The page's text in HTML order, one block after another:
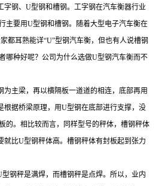
字钢、U型钢和槽钢。工字钢在汽车衡器行业
主要用U型钢和槽钢。随着大型电子汽车衡在
都耳熟能详“U”型钢汽车衡，但也有人说槽钢
哪种好呢？公司为什么选做U型钢汽车衡而不
为主梁，再以横隔板一道道的相连，底部再用
根据桥梁原理，用U型钢在底部进行支撑，没
的。相比较而言，同样型号的秤体，槽钢秤体
就比U型钢秤体高。槽钢秤体有封板起到张力
钢秤是满焊，而槽钢秤是点焊。所以，业内